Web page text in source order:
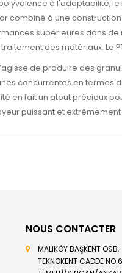
à l'adaptabilité,
combiné à une
supérieures dans de
des matériaux. Le
de produire des
concurrentes en termes
en fait un atout précieux
puissant et
NOUS CONTACTER
MALIKÖY BAŞKENT OSB.
TEKNOKENT CADDE NO:6